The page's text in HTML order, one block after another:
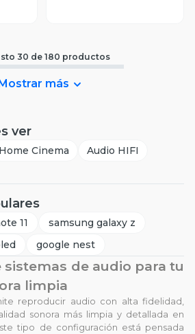
30 de 180 productos
más
ver
Home Cinema
Audio HIFI
11
samsung galaxy z
google nest
sistemas de audio para tu
limpia
reproducir audio con alta fidelidad,
sonora más limpia y detallada en
tipo de configuración está pensada